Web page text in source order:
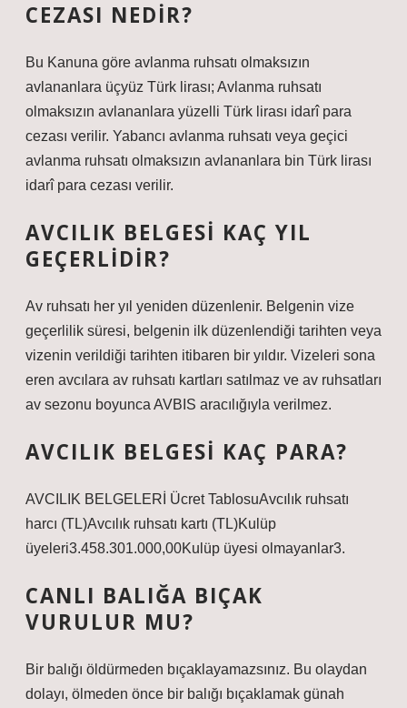
CEZASI NEDIR?
Bu Kanuna göre avlanma ruhsatı olmaksızın
avlananlara üçyüz Türk lirası; Avlanma ruhsatı
olmaksızın avlananlara yüzelli Türk lirası idarî para
cezası verilir. Yabancı avlanma ruhsatı veya geçici
avlanma ruhsatı olmaksızın avlananlara bin Türk lirası
idarî para cezası verilir.
AVCILIK BELGESI KAÇ YIL
GEÇERLIDIR?
Av ruhsatı her yıl yeniden düzenlenir. Belgenin vize
geçerlilik süresi, belgenin ilk düzenlendiği tarihten veya
vizenin verildiği tarihten itibaren bir yıldır. Vizeleri sona
eren avcılara av ruhsatı kartları satılmaz ve av ruhsatları
av sezonu boyunca AVBIS aracılığıyla verilmez.
AVCILIK BELGESI KAÇ PARA?
AVCILIK BELGELERİ Ücret TablosuAvcılık ruhsatı
harcı (TL)Avcılık ruhsatı kartı (TL)Kulüp
üyeleri3.458.301.000,00Kulüp üyesi olmayanlar3.
CANLI BALIĞA BIÇAK
VURULUR MU?
Bir balığı öldürmeden bıçaklayamazsınız. Bu olaydan
dolayı, ölmeden önce bir balığı bıçaklamak günah